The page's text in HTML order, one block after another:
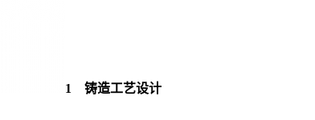
1 铸造工艺设计